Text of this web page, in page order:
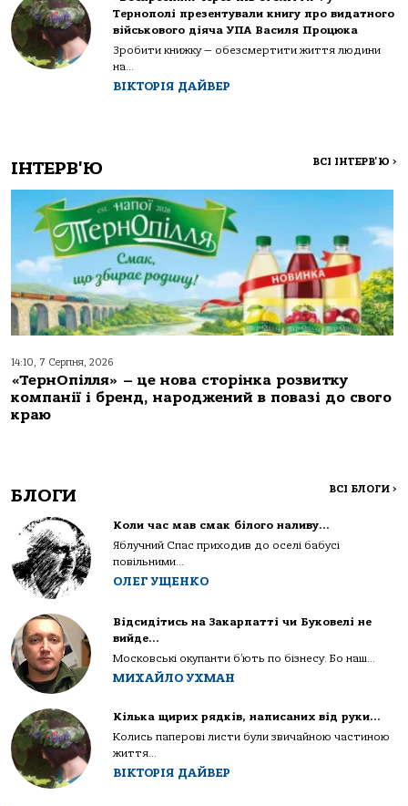
Тернополі презентували книгу про видатного
військового діяча УПА Василя Процюка
Зробити книжку — обезсмертити життя людини
на...
ВІКТОРІЯ ДАЙВЕР
ІНТЕРВ'Ю ВСІ ІНТЕРВ'Ю >
14:10, 7 Серпня, 2026
«ТернОпілля» – це нова сторінка розвитку
компанії і бренд, народжений в повазі до свого
краю
БЛОГИ ВСІ БЛОГИ >
Коли час мав смак білого наливу…
Яблучний Спас приходив до оселі бабусі
повільними...
ОЛЕГ УЩЕНКО
Відсидітись на Закарпатті чи Буковелі не
вийде…
Московські окупанти б’ють по бізнесу. Бо наш...
МИХАЙЛО УХМАН
Кілька щирих рядків, написаних від руки…
Колись паперові листи були звичайною частиною
життя...
ВІКТОРІЯ ДАЙВЕР